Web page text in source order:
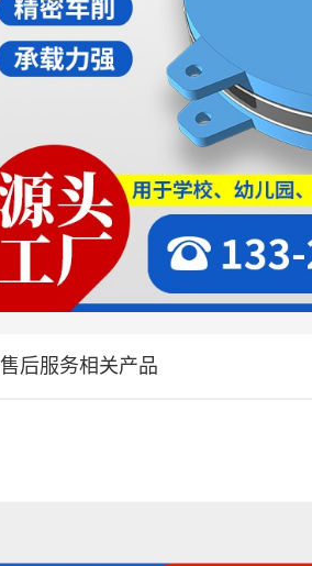
售后服务相关产品